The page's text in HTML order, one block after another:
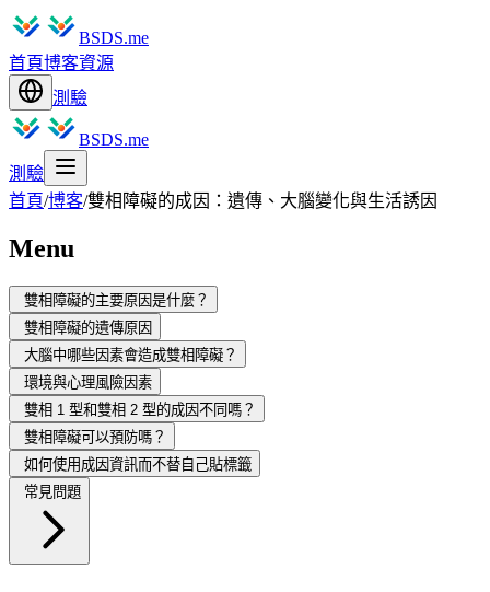
BSDS.me
首頁博客資源
測驗
BSDS.me
測驗
首頁/博客/雙相障礙的成因：遺傳、大腦變化與生活誘因
Menu
雙相障礙的主要原因是什麼？
雙相障礙的遺傳原因
大腦中哪些因素會造成雙相障礙？
環境與心理風險因素
雙相 1 型和雙相 2 型的成因不同嗎？
雙相障礙可以預防嗎？
如何使用成因資訊而不替自己貼標籤
常見問題